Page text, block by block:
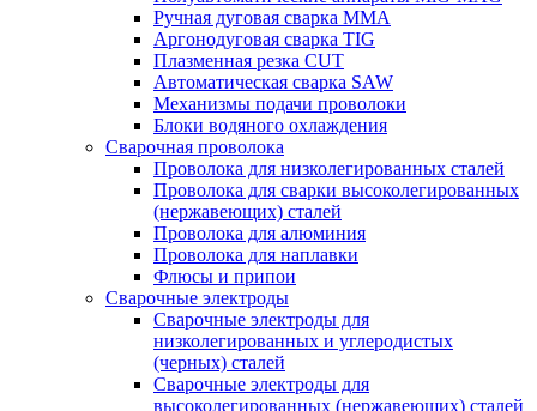
Ручная дуговая сварка MMA
Аргонодуговая сварка TIG
Плазменная резка CUT
Автоматическая сварка SAW
Механизмы подачи проволоки
Блоки водяного охлаждения
Сварочная проволока
Проволока для низколегированных сталей
Проволока для сварки высоколегированных
(нержавеющих) сталей
Проволока для алюминия
Проволока для наплавки
Флюсы и припои
Сварочные электроды
Сварочные электроды для
низколегированных и углеродистых
(черных) сталей
Сварочные электроды для
высоколегированных (нержавеющих) сталей